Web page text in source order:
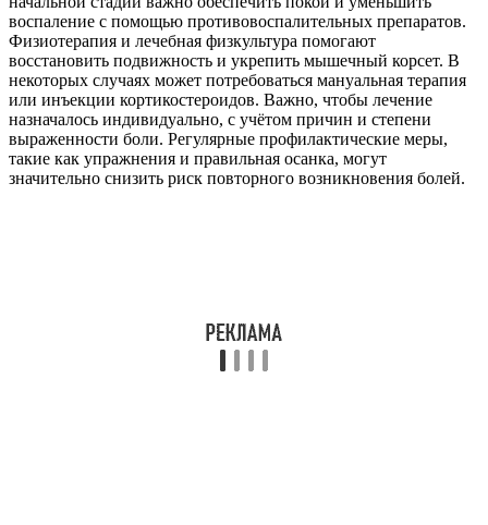
воспаление с помощью противовоспалительных препаратов.
Физиотерапия и лечебная физкультура помогают
восстановить подвижность и укрепить мышечный корсет. В
некоторых случаях может потребоваться мануальная терапия
или инъекции кортикостероидов. Важно, чтобы лечение
назначалось индивидуально, с учётом причин и степени
выраженности боли. Регулярные профилактические меры,
такие как упражнения и правильная осанка, могут
значительно снизить риск повторного возникновения болей.